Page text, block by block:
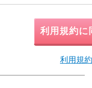
利用規約に
利用規約